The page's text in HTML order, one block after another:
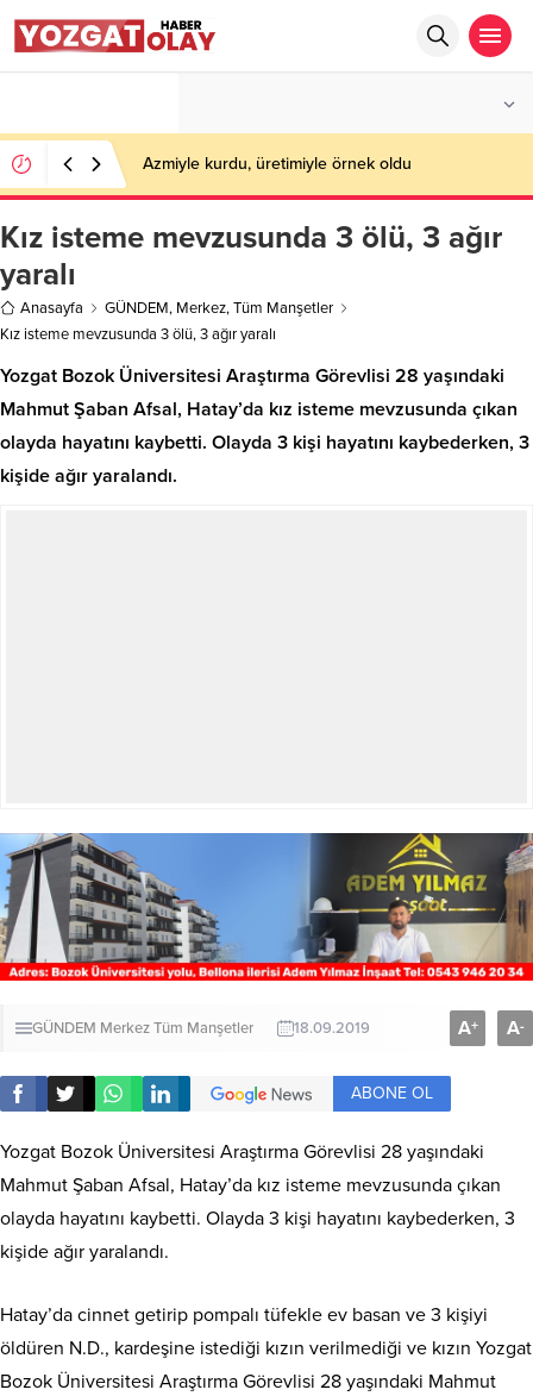
Azmiyle kurdu, üretimiyle örnek oldu
Kız isteme mevzusunda 3 ölü, 3 ağır
yaralı
Anasayfa GÜNDEM, Merkez,Tüm Manşetler
Kız isteme mevzusunda 3 ölü, 3 ağır yaralı
Yozgat Bozok Üniversitesi Araştırma Görevlisi 28 yaşındaki
Mahmut Şaban Afsal, Hatay’da kız isteme mevzusunda çıkan
olayda hayatını kaybetti. Olayda 3 kişi hayatını kaybederken, 3
kişide ağır yaralandı.
GÜNDEM MerkezTüm Manşetler 18.09.2019 A+ A-
ABONE OL
Yozgat Bozok Üniversitesi Araştırma Görevlisi 28 yaşındaki
Mahmut Şaban Afsal, Hatay’da kız isteme mevzusunda çıkan
olayda hayatını kaybetti. Olayda 3 kişi hayatını kaybederken, 3
kişide ağır yaralandı.
Hatay’da cinnet getirip pompalı tüfekle ev basan ve 3 kişiyi
öldüren N.D., kardeşine istediği kızın verilmediği ve kızın Yozgat
Bozok Üniversitesi Araştırma Görevlisi 28 yaşındaki Mahmut